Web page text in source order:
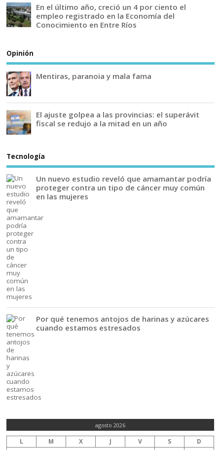
En el último año, creció un 4 por ciento el
empleo registrado en la Economía del
Conocimiento en Entre Ríos
Opinión
Mentiras, paranoia y mala fama
El ajuste golpea a las provincias: el superávit
fiscal se redujo a la mitad en un año
Tecnología
Un nuevo estudio reveló que amamantar podría
proteger contra un tipo de cáncer muy común
en las mujeres
Por qué tenemos antojos de harinas y azúcares
cuando estamos estresados
agosto 2026
L M X J V S
D